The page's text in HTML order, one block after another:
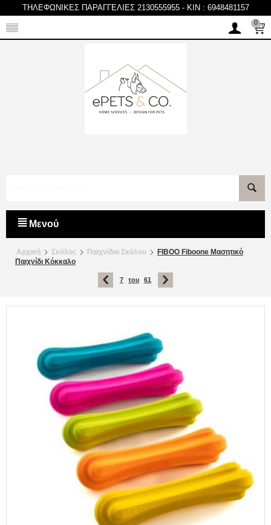
ΤΗΛΕΦΩΝΙΚΕΣ ΠΑΡΑΓΓΕΛΙΕΣ 2130555955- KIN : 6948481157
0
Μενού
Αρχική Σκύλος Παιχνίδια Σκύλου
FIBOO Fiboone Μασητικό
Παιχνίδι Κόκκαλο
7 του 61